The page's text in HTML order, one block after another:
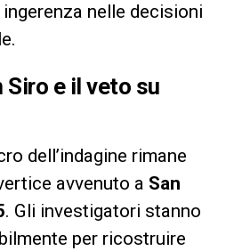
nelle decisioni
Siro e il veto su
dell’indagine rimane
avvenuto a San
. Gli investigatori stanno
per ricostruire